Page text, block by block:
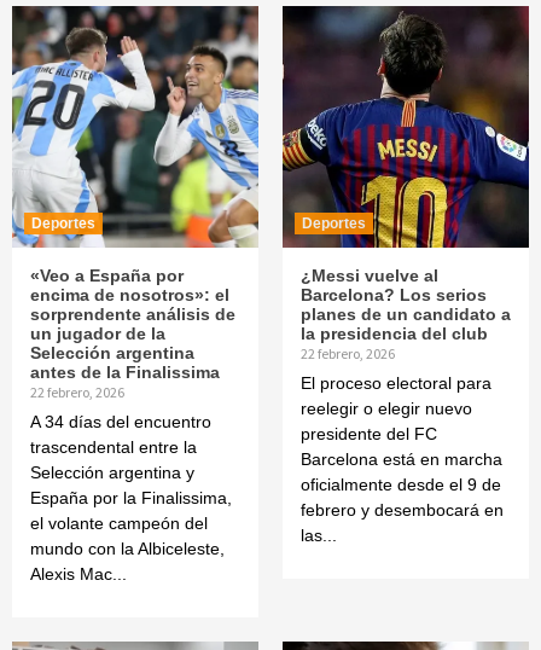
Deportes
«Veo a España por
encima de nosotros»: el
sorprendente análisis de
un jugador de la
Selección argentina
antes de la Finalissima
22 febrero, 2026
A 34 días del encuentro
trascendental entre la
Selección argentina y
España por la Finalissima,
el volante campeón del
mundo con la Albiceleste,
Alexis Mac...
Deportes
¿Messi vuelve al
Barcelona? Los serios
planes de un candidato a
la presidencia del club
22 febrero, 2026
El proceso electoral para
reelegir o elegir nuevo
presidente del FC
Barcelona está en marcha
oficialmente desde el 9 de
febrero y desembocará en
las...